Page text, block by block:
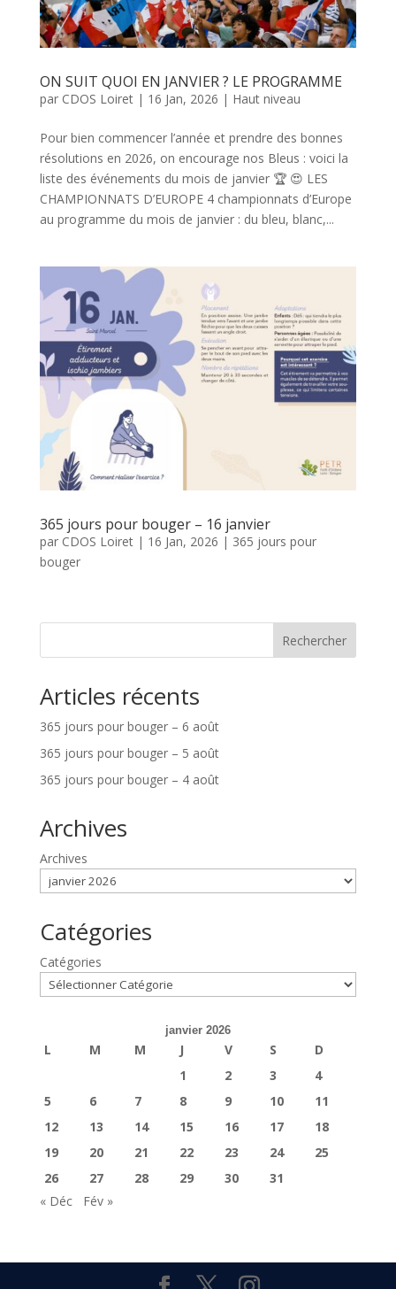
ON SUIT QUOI EN JANVIER ? LE PROGRAMME
par CDOS Loiret| 16 Jan, 2026 | Haut niveau
Pour bien commencer l’année et prendre des bonnes
résolutions en 2026, on encourage nos Bleus : voici la
liste des événements du mois de janvier 🏆 😍 LES
CHAMPIONNATS D’EUROPE 4 championnats d’Europe
au programme du mois de janvier : du bleu, blanc,...
365 jours pour bouger – 16 janvier
par CDOS Loiret| 16 Jan, 2026 | 365 jours pour
bouger
Rechercher
Articles récents
365 jours pour bouger – 6 août
365 jours pour bouger – 5 août
365 jours pour bouger – 4 août
Archives
Archives
Catégories
Catégories
janvier 2026
L M M J V S
D
1
2 3
4
5
6 7 8 9 10
11
12
13 14 15 16 17
18
19
20 21 22 23 24
25
26
27 28 29 30
31
« Déc
Fév »